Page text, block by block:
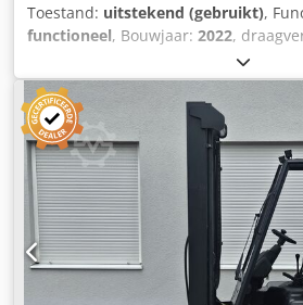
Toestand: uitstekend (gebruikt),
functioneel, Bouwjaar: 2022,
, brandstoftype:
zoek naar een van de beste
markt? Wij bieden nu een Linde E20
in uitstekende staat verkeert. Dit is
bedrijven die rijcomfort, precisie en
bedrijfszekerheid eisen. De truck
draaiuren en is recentelijk (januari
door Lindes eigen technici, inclusief
en goedgekeurde vorkenkeuring. De
met genopte voorbanden die
verwijderen zijn. Bijpassende lange